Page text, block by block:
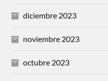
diciembre 2023
noviembre 2023
octubre 2023